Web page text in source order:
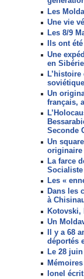
Les
Une vie
Les 8/9
Ils ont
Une
en Sibérie
Un
français,
Seconde
Un
originaire
La farce
Les «
Dans les
à
Kotovski,
Un
Il y a 68
déportés
Le 28
Ionel